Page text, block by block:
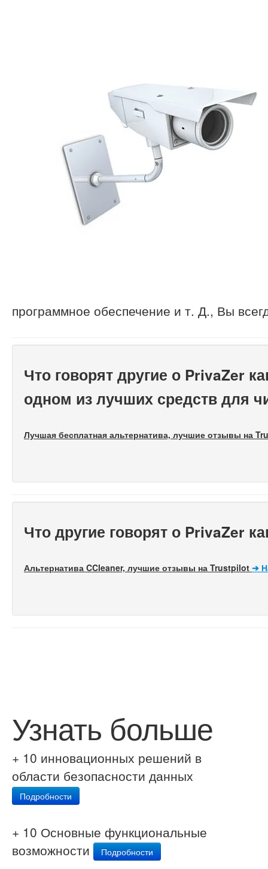
программное обеспечение и т. Д., Вы
Что говорят другие о PrivaZer
одном из лучших средств для
Лучшая бесплатная альтернатива, лучшие отзывы на
Что другие говорят о PrivaZer
Альтернатива CCleaner, лучшие отзывы на Trustpilot ➔
Узнать больше
+ 10 инновационных решений в
области безопасности данных
Подробности
+ 10 Основные функциональные
возможности
Подробности